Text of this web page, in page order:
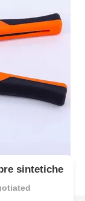
sintetiche